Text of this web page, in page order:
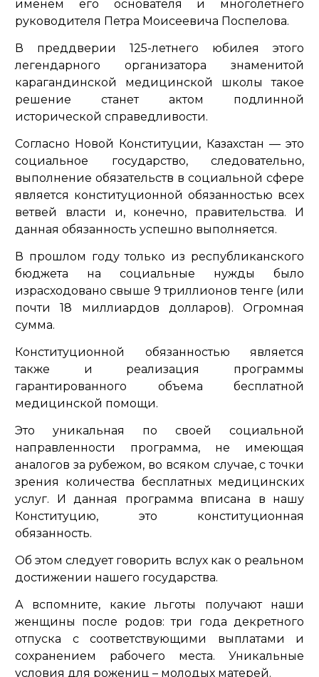
именем его основателя и многолетнего
руководителя Петра Моисеевича Поспелова.
В преддверии 125-летнего юбилея этого
легендарного организатора знаменитой
карагандинской медицинской школы такое
решение станет актом подлинной
исторической справедливости.
Согласно Новой Конституции, Казахстан — это
социальное государство, следовательно,
выполнение обязательств в социальной сфере
является конституционной обязанностью всех
ветвей власти и, конечно, правительства. И
данная обязанность успешно выполняется.
В прошлом году только из республиканского
бюджета на социальные нужды было
израсходовано свыше 9 триллионов тенге (или
почти 18 миллиардов долларов). Огромная
сумма.
Конституционной обязанностью является
также и реализация программы
гарантированного объема бесплатной
медицинской помощи.
Это уникальная по своей социальной
направленности программа, не имеющая
аналогов за рубежом, во всяком случае, с точки
зрения количества бесплатных медицинских
услуг. И данная программа вписана в нашу
Конституцию, это конституционная
обязанность.
Об этом следует говорить вслух как о реальном
достижении нашего государства.
А вспомните, какие льготы получают наши
женщины после родов: три года декретного
отпуска с соответствующими выплатами и
сохранением рабочего места. Уникальные
условия для рожениц – молодых матерей.